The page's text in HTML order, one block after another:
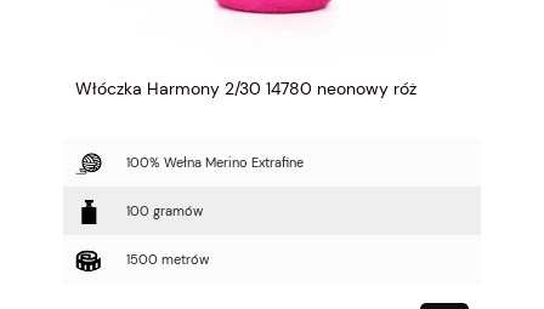
Włóczka Harmony 2/30 14780 neonowy róż
100% Wełna Merino Extrafine
100 gramów
1500 metrów